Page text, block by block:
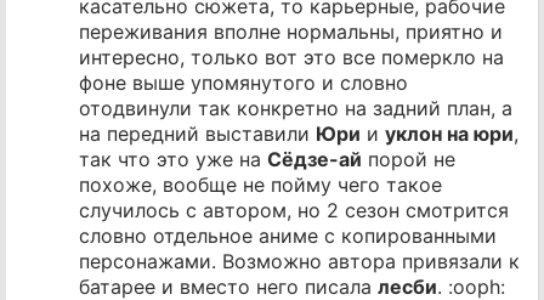
касательно сюжета, то карьерные, рабочие
переживания вполне нормальны, приятно и
интересно, только вот это все померкло на
фоне выше упомянутого и словно
отодвинули так конкретно на задний план, а
на передний выставили Юри и уклон на юри,
так что это уже на Сёдзе-ай порой не
похоже, вообще не пойму чего такое
случилось с автором, но 2 сезон смотрится
словно отдельное аниме с копированными
персонажами. Возможно автора привязали к
батарее и вместо него писала лесби. :ooph: